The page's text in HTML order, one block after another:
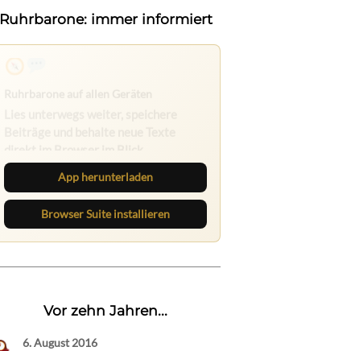
Ruhrbarone: immer informiert
dich am Desktop auf dem Laufenden.
App herunterladen
Browser Suite installieren
Vor zehn Jahren...
6. August 2016